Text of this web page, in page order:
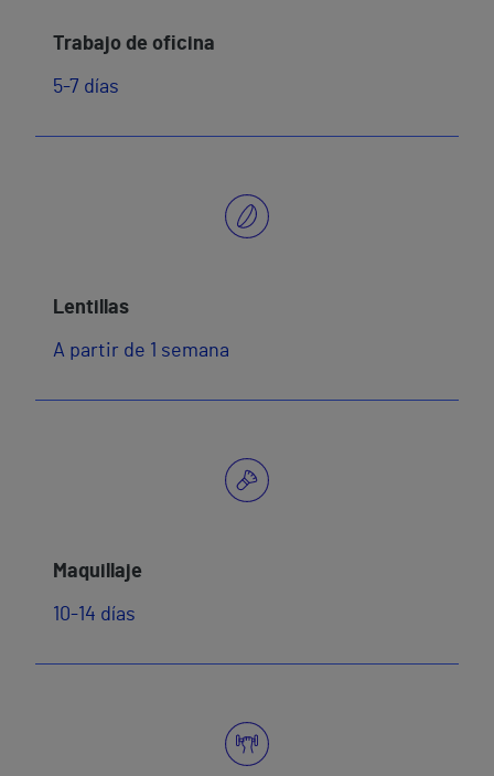
Trabajo de oficina
5-7 días
Lentillas
A partir de 1 semana
Maquillaje
10-14 días